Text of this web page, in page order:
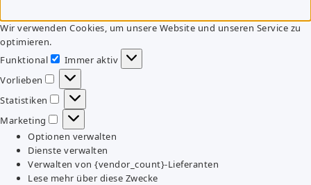
Wir verwenden Cookies, um unsere Website und unseren Service zu
optimieren.
Funktional
Funktional
Immer aktiv
Vorlieben
Vorlieben
Statistiken
Statistiken
Marketing
Marketing
Optionen verwalten
Dienste verwalten
Verwalten von {vendor_count}-Lieferanten
Lese mehr über diese Zwecke